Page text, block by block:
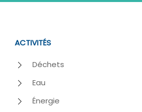
ACTIVITÉS
Déchets
Eau
Énergie